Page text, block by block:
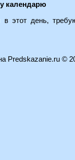
календарю
в этот день,
Predskazanie.ru©